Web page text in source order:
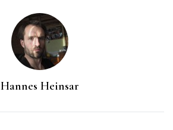
Hannes Heinsar